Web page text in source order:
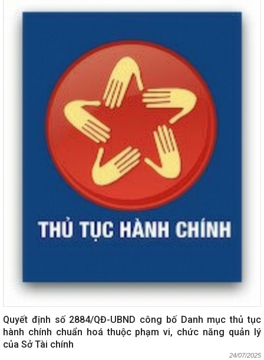
Quyết định số 2884/QĐ-UBND công bố Danh mục thủ tục
hành chính chuẩn hoá thuộc phạm vi, chức năng quản lý
của Sở Tài chính
24/07/2025